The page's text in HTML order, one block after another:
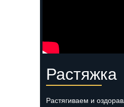
Растяжка
Растягиваем и